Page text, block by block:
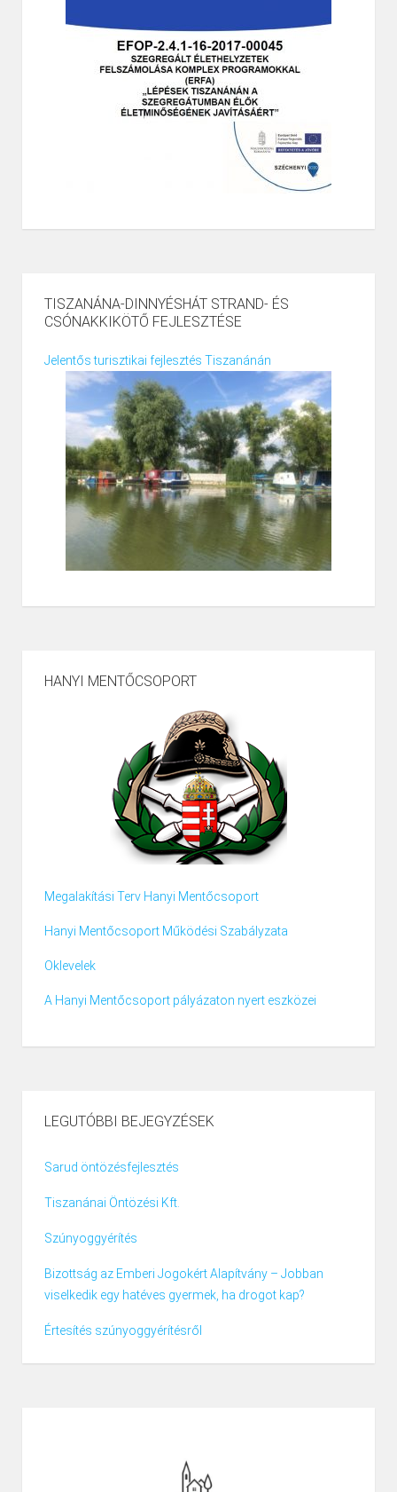
TISZANÁNA-DINNYÉSHÁT STRAND- ÉS
CSÓNAKKIKÖTŐ FEJLESZTÉSE
Jelentős turisztikai fejlesztés Tiszanánán
HANYI MENTŐCSOPORT
Megalakítási Terv Hanyi Mentőcsoport
Hanyi Mentőcsoport Működési Szabályzata
Oklevelek
A Hanyi Mentőcsoport pályázaton nyert eszközei
LEGUTÓBBI BEJEGYZÉSEK
Sarud öntözésfejlesztés
Tiszanánai Öntözési Kft.
Szúnyoggyérítés
Bizottság az Emberi Jogokért Alapítvány – Jobban
viselkedik egy hatéves gyermek, ha drogot kap?
Értesítés szúnyoggyérítésről